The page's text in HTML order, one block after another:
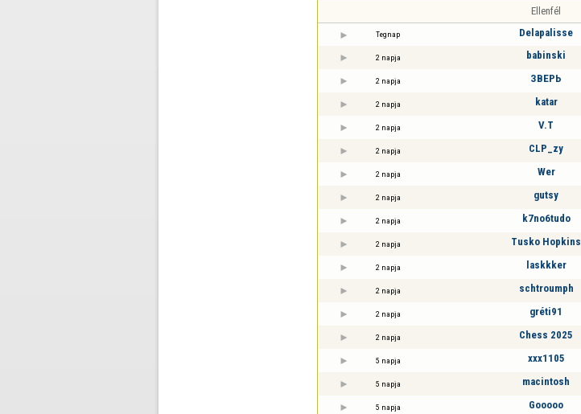
Ellenfél
Tegnap Delapalisse
2 napja babinski
2 napja ЗВЕРЬ
2 napja katar
2 napja V.T
2 napja CLP_zy
2 napja Wer
2 napja gutsy
2 napja k7no6tudo
2 napja Tusko Hopkins
2 napja laskkker
2 napja schtroumph
2 napja gréti91
2 napja Chess 2025
5 napja xxx1105
5 napja macintosh
5 napja Gooooo